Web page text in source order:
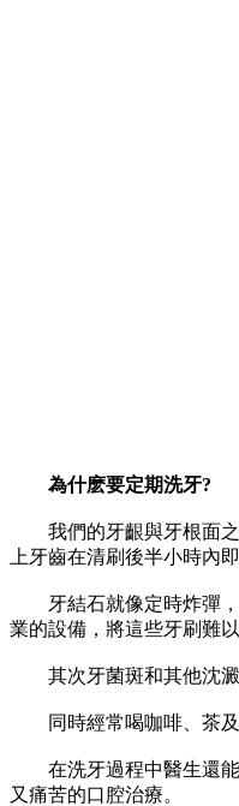
為什麽要定期洗牙?
我們的牙齦與牙根面之
上牙齒在清刷後半小時內
牙結石就像定時炸彈，
業的設備，將這些牙刷難
其次牙菌斑和其他沈澱
同時經常喝咖啡、茶及
在洗牙過程中醫生還能
又痛苦的口腔治療。